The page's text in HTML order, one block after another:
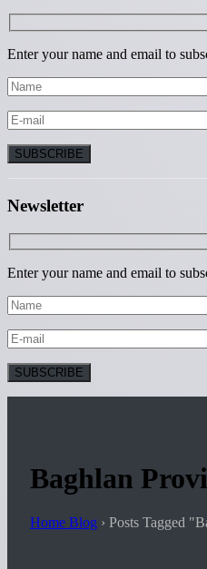
Enter your name and email to
Newsletter
Enter your name and email to
Baghlan
Home Blog › Posts Tagged